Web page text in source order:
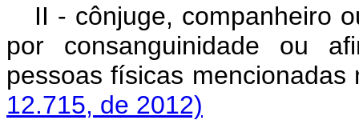
II - cônjuge, companheiro
por consanguinidade ou
pessoas físicas
12.715, de 2012)